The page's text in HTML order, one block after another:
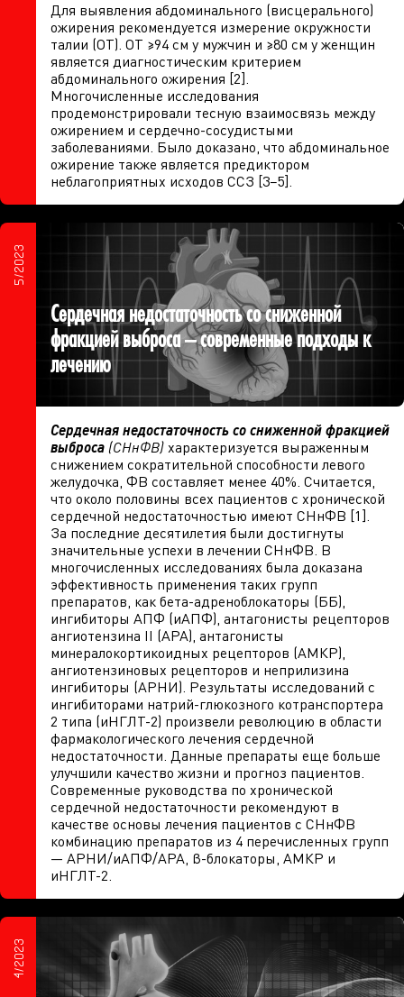
Для выявления абдоминального (висцерального)
ожирения рекомендуется измерение окружности
талии (ОТ). ОТ ≥94 см у мужчин и ≥80 см у женщин
является диагностическим критерием
абдоминального ожирения [2].
Многочисленные исследования
продемонстрировали тесную взаимосвязь между
ожирением и сердечно-сосудистыми
заболеваниями. Было доказано, что абдоминальное
ожирение также является предиктором
неблагоприятных исходов ССЗ [3−5].
5/2023
Сердечная недостаточность со сниженной
фракцией выброса – современные подходы к
лечению
Сердечная недостаточность со сниженной фракцией
выброса (СНнФВ) характеризуется выраженным
снижением сократительной способности левого
желудочка, ФВ составляет менее 40%. Считается,
что около половины всех пациентов с хронической
сердечной недостаточностью имеют СНнФВ [1].
За последние десятилетия были достигнуты
значительные успехи в лечении СНнФВ. В
многочисленных исследованиях была доказана
эффективность применения таких групп
препаратов, как бета-адреноблокаторы (ББ),
ингибиторы АПФ (иАПФ), антагонисты рецепторов
ангиотензина II (АРА), антагонисты
минералокортикоидных рецепторов (АМКР),
ангиотензиновых рецепторов и неприлизина
ингибиторы (АРНИ). Результаты исследований с
ингибиторами натрий-глюкозного котранспортера
2 типа (иНГЛТ-2) произвели революцию в области
фармакологического лечения сердечной
недостаточности. Данные препараты еще больше
улучшили качество жизни и прогноз пациентов.
Современные руководства по хронической
сердечной недостаточности рекомендуют в
качестве основы лечения пациентов с СНнФВ
комбинацию препаратов из 4 перечисленных групп
— АРНИ/иАПФ/АРА, β-блокаторы, АМКР и
иНГЛТ-2.
4/2023